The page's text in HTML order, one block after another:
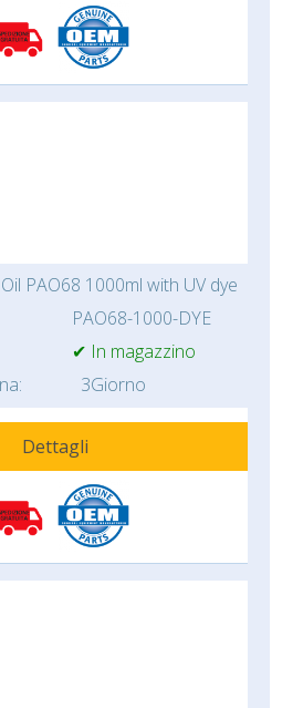
PAO68 1000ml with UV dye
PAO68-1000-DYE
✔ In magazzino
3Giorno
Dettagli